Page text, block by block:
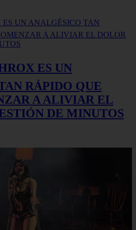
ES UN
RÁPIDO QUE
A ALIVIAR EL
DE MINUTOS